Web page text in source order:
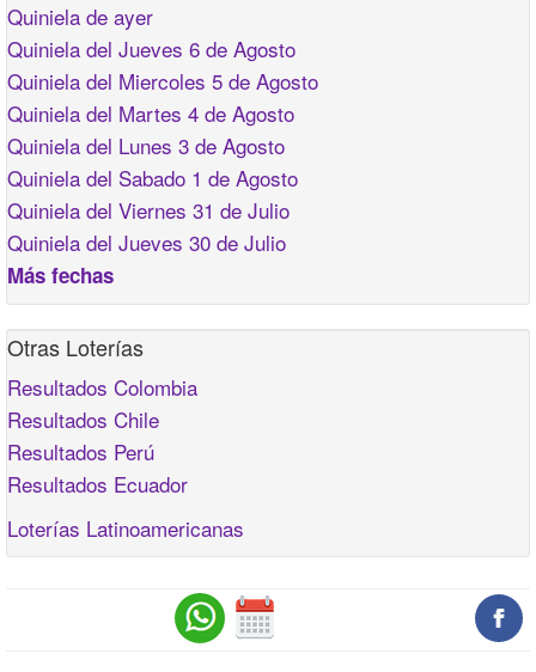
Quiniela de ayer
Quiniela del Jueves 6 de Agosto
Quiniela del Miercoles 5 de Agosto
Quiniela del Martes 4 de Agosto
Quiniela del Lunes 3 de Agosto
Quiniela del Sabado 1 de Agosto
Quiniela del Viernes 31 de Julio
Quiniela del Jueves 30 de Julio
Más fechas
Otras Loterías
Resultados Colombia
Resultados Chile
Resultados Perú
Resultados Ecuador
Loterías Latinoamericanas